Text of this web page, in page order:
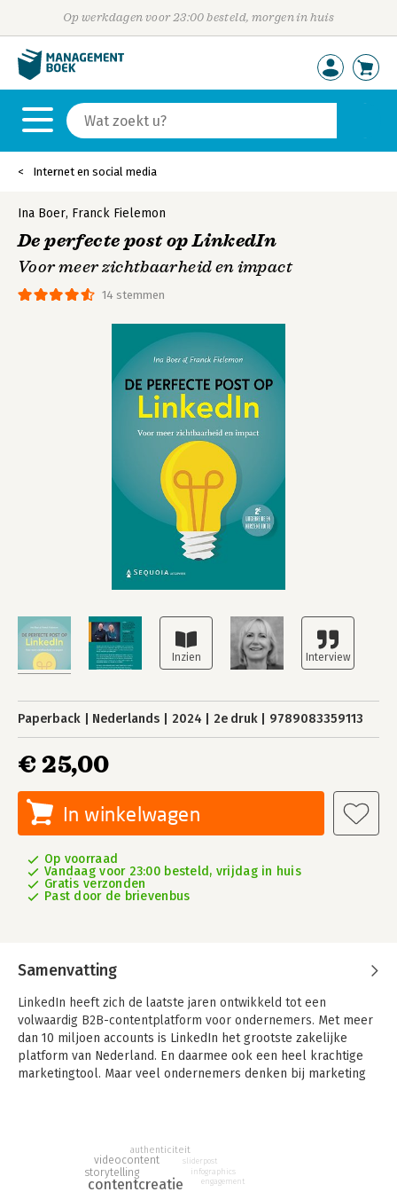
Op werkdagen voor 23:00 besteld, morgen in huis
Internet en social media
14 stemmen
Ina Boer, Franck Fielemon
De perfecte post op LinkedIn
Voor meer zichtbaarheid en impact
Paperback Nederlands 2024 2e druk 9789083359113
€ 25,00
In winkelwagen
Op voorraad
Vandaag voor 23:00 besteld, vrijdag in huis
Gratis verzonden
Past door de brievenbus
Samenvatting
LinkedIn heeft zich de laatste jaren ontwikkeld tot een
volwaardig B2B-contentplatform voor ondernemers. Met meer
dan 10 miljoen accounts is LinkedIn het grootste zakelijke
platform van Nederland. En daarmee ook een heel krachtige
marketingtool. Maar veel ondernemers denken bij marketing
werkt. Alleen maar informatie 'zenden' is een van de
belangrijkste redenen voor mensen om af te haken. De vraag
is hoe je wél goede content maakt. Sterker: hoe je de perfecte
contentcreatie
storytelling
videocontent
authenticiteit
sliderpost
infographics
engagement